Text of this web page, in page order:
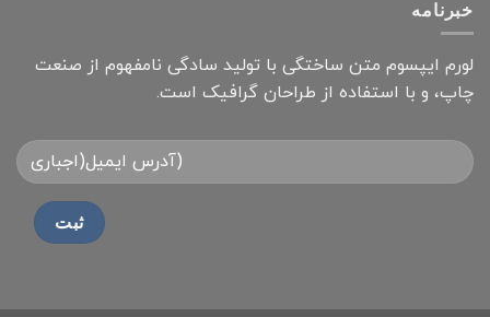
خبرنامه
لورم ایپسوم متن ساختگی با تولید سادگی نامفهوم از صنعت
چاپ، و با استفاده از طراحان گرافیک است.